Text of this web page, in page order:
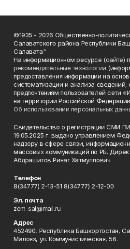
©1935 - 2026 Общественно-
Салаватского района Республики
Салавата"
На информационном ресурсе (сайте)
рекомендательные технологии
предоставления информации на
систематизации и анализа сведений,
предпочтениям пользователей сети
на территории Российской
Об использовании персональных
Свидетельство о регистрации СМИ
19.05.2025 г. выдано управлением
надзору в сфере связи,
массовых коммуникаций по РБ.
Абдрашитов Ринат Хатмуллович.
Телефон
8(34777) 2-13-51 8(34777) 2-12-00
Эл. почта
zem_sal@mail.ru
Адрес
452490, Республика Башкортостан,
Малояз, ул. Коммунистическая, 56.